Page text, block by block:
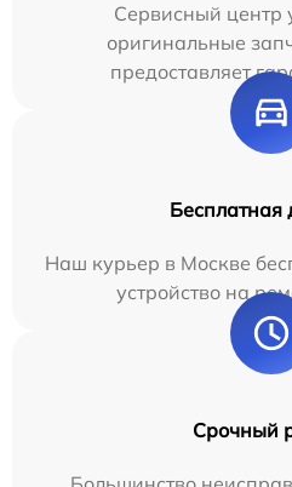
Сервисный центр
оригинальные
предоставляет
Бесплатная
Наш курьер в Москве
устройство на
Срочный